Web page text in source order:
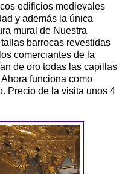
edificios medievales
y además la única
mural de Nuestra
barrocas revestidas
comerciantes de la
de oro todas las capillas
funciona como
Precio de la visita unos 4